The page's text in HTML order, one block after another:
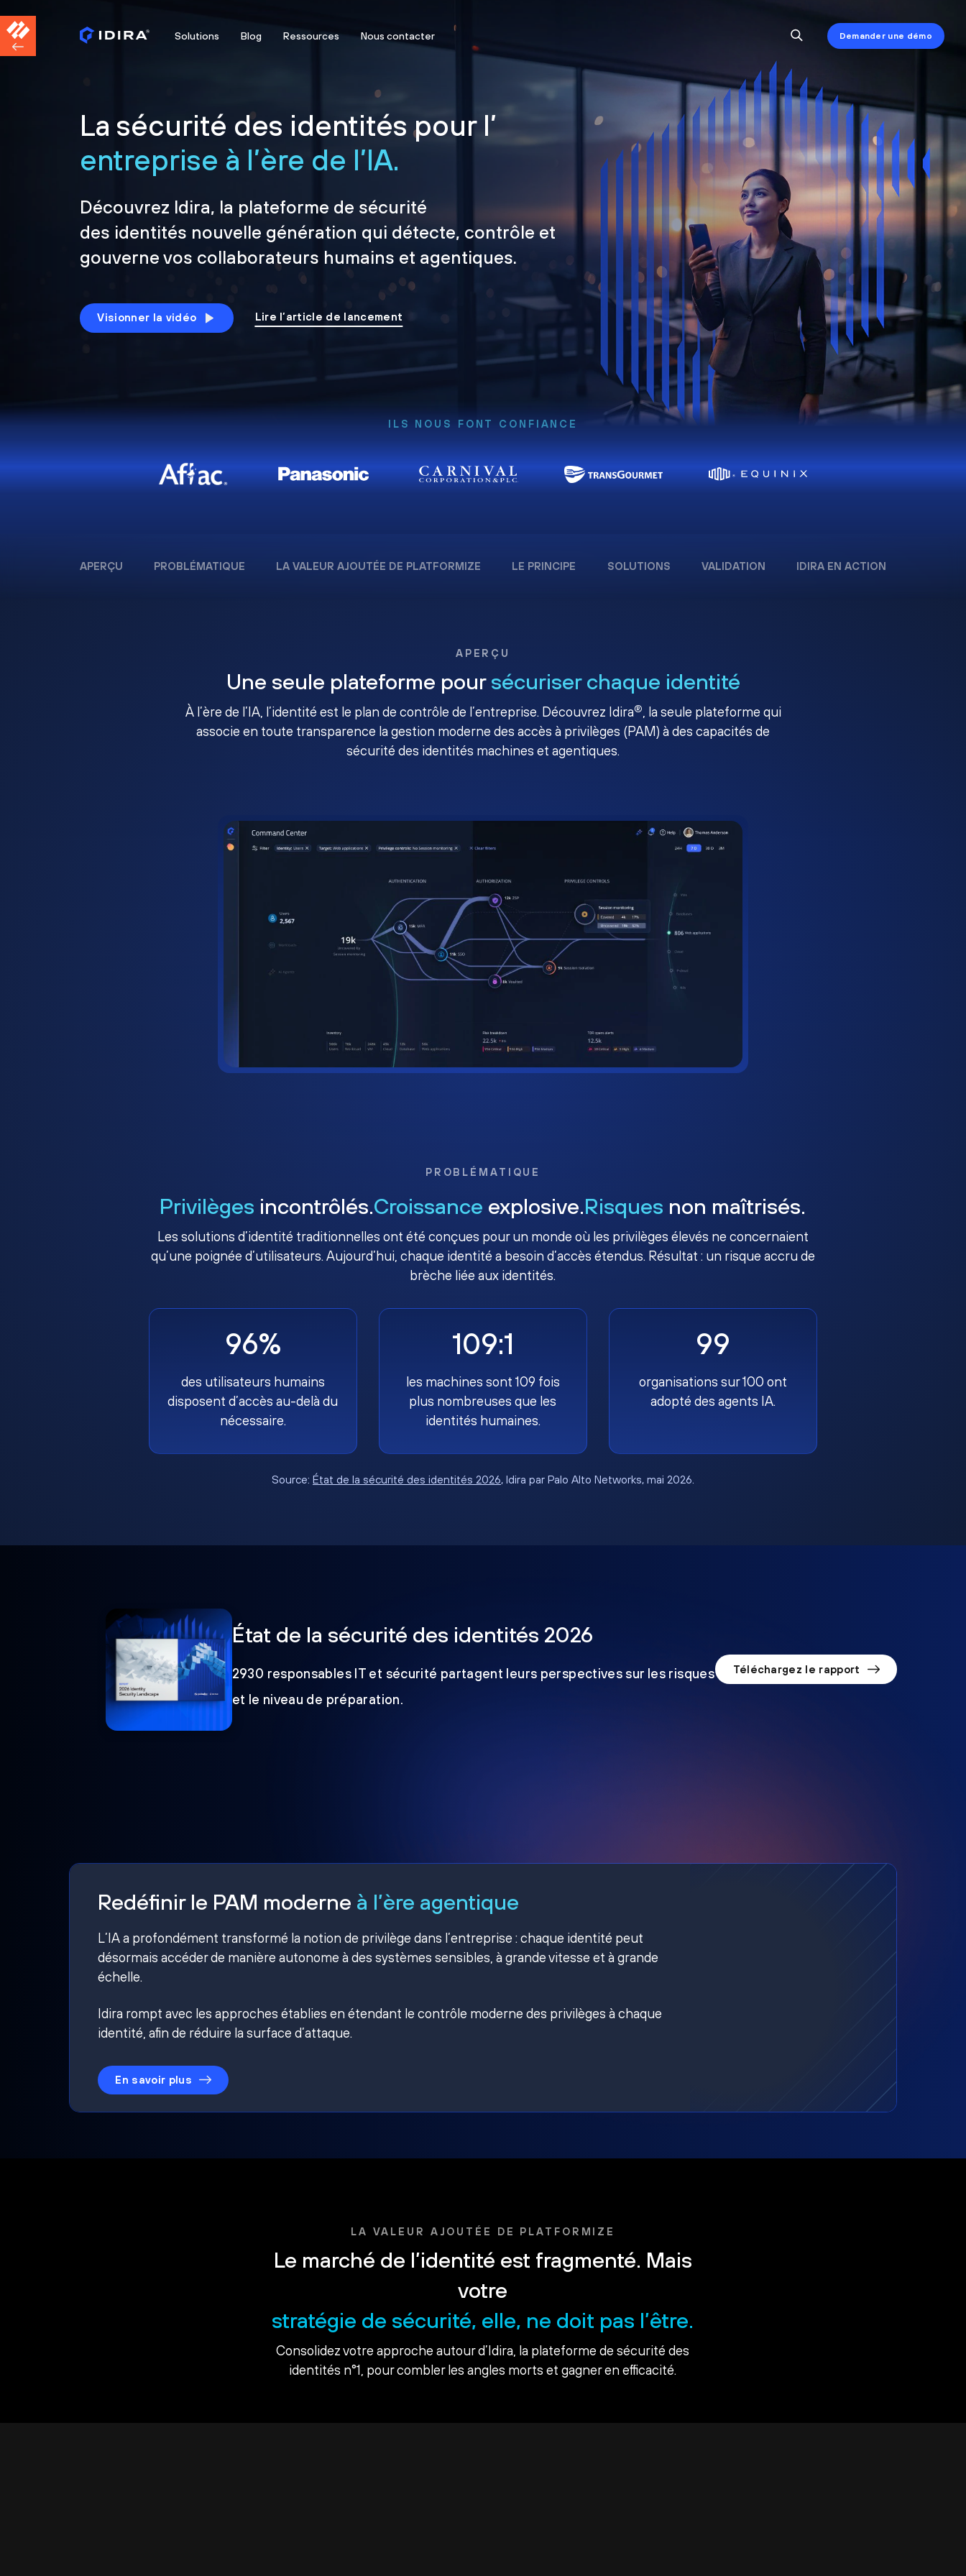
Solutions Blog Ressources Nous contacter Demander une démo
La sécurité des identités pour l’
entreprise à l’ère de l’IA.
Découvrez Idira, la plateforme de sécurité
des identités nouvelle génération qui détecte, contrôle et
gouverne vos collaborateurs humains et agentiques.
Visionner la vidéo Lire l’article de lancement
ILS NOUS FONT CONFIANCE
APERÇU PROBLÉMATIQUE LA VALEUR AJOUTÉE DE PLATFORMIZE LE PRINCIPE SOLUTIONS VALIDATION IDIRA EN ACTION
APERÇU
Une seule plateforme pour sécuriser chaque identité
À l’ère de l’IA, l’identité est le plan de contrôle de l’entreprise. Découvrez Idira®, la seule plateforme qui
associe en toute transparence la gestion moderne des accès à privilèges (PAM) à des capacités de
sécurité des identités machines et agentiques.
PROBLÉMATIQUE
Privilèges incontrôlés.Croissance explosive.Risques non maîtrisés.
Les solutions d’identité traditionnelles ont été conçues pour un monde où les privilèges élevés ne concernaient
qu’une poignée d’utilisateurs. Aujourd’hui, chaque identité a besoin d’accès étendus. Résultat : un risque accru de
brèche liée aux identités.
96%
des utilisateurs humains
disposent d’accès au-delà du
nécessaire.
109:1
les machines sont 109 fois
plus nombreuses que les
identités humaines.
99
organisations sur 100 ont
adopté des agents IA.
Source: État de la sécurité des identités 2026, Idira par Palo Alto Networks, mai 2026.
État de la sécurité des identités 2026
2930 responsables IT et sécurité partagent leurs perspectives sur les risques
et le niveau de préparation.
Téléchargez le rapport
Redéfinir le PAM moderne à l’ère agentique
L’IA a profondément transformé la notion de privilège dans l’entreprise : chaque identité peut
désormais accéder de manière autonome à des systèmes sensibles, à grande vitesse et à grande
échelle.
Idira rompt avec les approches établies en étendant le contrôle moderne des privilèges à chaque
identité, afin de réduire la surface d’attaque.
En savoir plus
LA VALEUR AJOUTÉE DE PLATFORMIZE
Le marché de l’identité est fragmenté. Mais
votre
stratégie de sécurité, elle, ne doit pas l’être.
Consolidez votre approche autour d’Idira, la plateforme de sécurité des
identités n°1, pour combler les angles morts et gagner en efficacité.